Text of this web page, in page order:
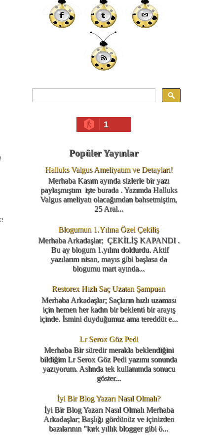
1
Popüler Yayınlar
Halluks Valgus Ameliyatım ve Detayları!
Merhaba Kasım ayında sizlerle bir yazı
paylaşmıştım işte burada . Yazımda Halluks
Valgus ameliyatı olacağımdan bahsetmiştim,
25 Aral...
Blogumun 1.Yılına Özel Çekiliş
Merhaba Arkadaşlar; ÇEKİLİŞ KAPANDI .
Bu ay blogum 1.yılını doldurdu. Aktif
yazılarım nisan, mayıs gibi başlasa da
blogumu mart ayında...
Restorex Hızlı Saç Uzatan Şampuan
Merhaba Arkadaşlar; Saçların hızlı uzaması
için hemen her kadın bir beklenti bir arayış
içinde. İsmini duyduğumuz ama tereddüt e...
Lr Serox Göz Pedi
Merhaba Bir süredir merakla beklendiğini
bildiğim Lr Serox Göz Pedi yazımı sonunda
yazıyorum. Aslında tek kullanımda sonucu
göster...
İyi Bir Blog Yazarı Nasıl Olmalı?
İyi Bir Blog Yazarı Nasıl Olmalı Merhaba
Arkadaşlar; Başlığı gördünüz ve içinizden
bazılarının "kırk yıllık blogger gibi ö...